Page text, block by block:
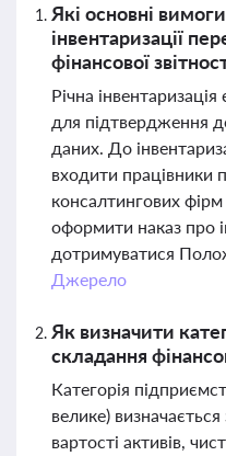
Які основні
інвентаризації
фінансової
Річна
для підтвердження
даних. До
входити працівники
консалтингових
оформити наказ про
дотримуватися
Джерело
Як визначити
складання
Категорія
велике)
вартості активів,